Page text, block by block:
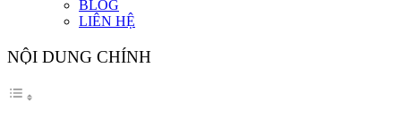
BLOG
LIÊN HỆ
NỘI DUNG CHÍNH